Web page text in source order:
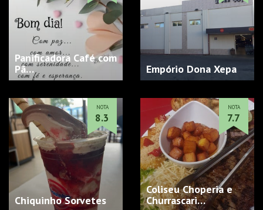
Panificadora Café com
Pã…
Empório Dona Xepa
Chiquinho Sorvetes
NOTA
8.3
Coliseu Choperia e
Churrascari…
NOTA
7.7